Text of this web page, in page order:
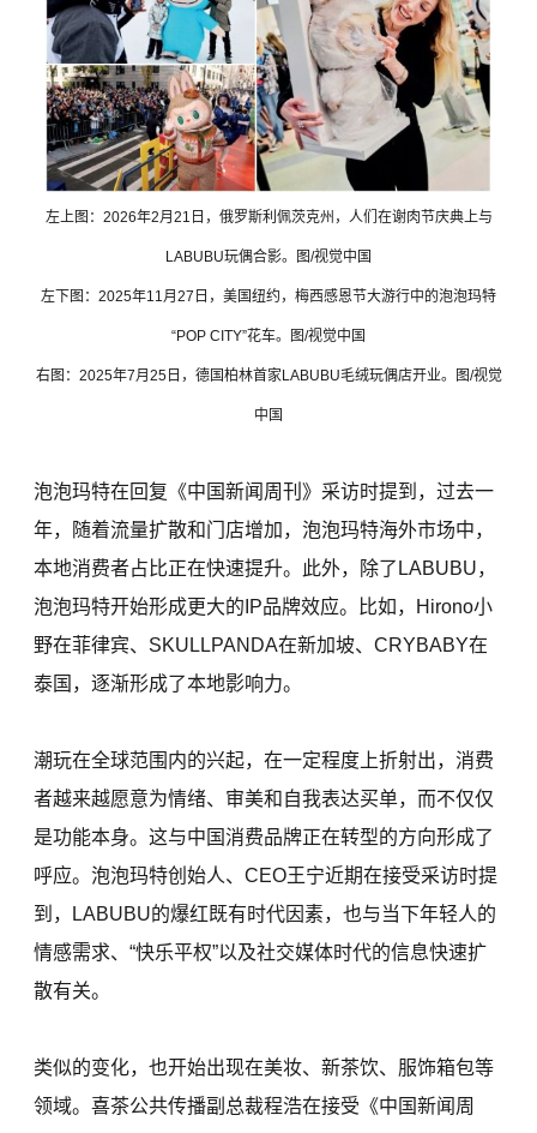
左上图：2026年2月21日，俄罗斯利佩茨克州，人们在谢肉节庆典上与
LABUBU玩偶合影。图/视觉中国
左下图：2025年11月27日，美国纽约，梅西感恩节大游行中的泡泡玛特
“POP CITY”花车。图/视觉中国
右图：2025年7月25日，德国柏林首家LABUBU毛绒玩偶店开业。图/视觉
中国
泡泡玛特在回复《中国新闻周刊》采访时提到，过去一
年，随着流量扩散和门店增加，泡泡玛特海外市场中，
本地消费者占比正在快速提升。此外，除了LABUBU，
泡泡玛特开始形成更大的IP品牌效应。比如，Hirono小
野在菲律宾、SKULLPANDA在新加坡、CRYBABY在
泰国，逐渐形成了本地影响力。
潮玩在全球范围内的兴起，在一定程度上折射出，消费
者越来越愿意为情绪、审美和自我表达买单，而不仅仅
是功能本身。这与中国消费品牌正在转型的方向形成了
呼应。泡泡玛特创始人、CEO王宁近期在接受采访时提
到，LABUBU的爆红既有时代因素，也与当下年轻人的
情感需求、“快乐平权”以及社交媒体时代的信息快速扩
散有关。
类似的变化，也开始出现在美妆、新茶饮、服饰箱包等
领域。喜茶公共传播副总裁程浩在接受《中国新闻周